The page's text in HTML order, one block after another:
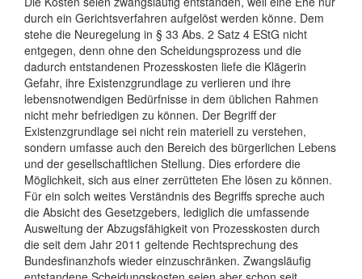
durch ein Gerichtsverfahren aufgelöst werden könne. Dem
stehe die Neuregelung in § 33 Abs. 2 Satz 4 EStG nicht
entgegen, denn ohne den Scheidungsprozess und die
dadurch entstandenen Prozesskosten liefe die Klägerin
Gefahr, ihre Existenzgrundlage zu verlieren und ihre
lebensnotwendigen Bedürfnisse in dem üblichen Rahmen
nicht mehr befriedigen zu können. Der Begriff der
Existenzgrundlage sei nicht rein materiell zu verstehen,
sondern umfasse auch den Bereich des bürgerlichen Lebens
und der gesellschaftlichen Stellung. Dies erfordere die
Möglichkeit, sich aus einer zerrütteten Ehe lösen zu können.
Für ein solch weites Verständnis des Begriffs spreche auch
die Absicht des Gesetzgebers, lediglich die umfassende
Ausweitung der Abzugsfähigkeit von Prozesskosten durch
die seit dem Jahr 2011 geltende Rechtsprechung des
Bundesfinanzhofs wieder einzuschränken. Zwangsläufig